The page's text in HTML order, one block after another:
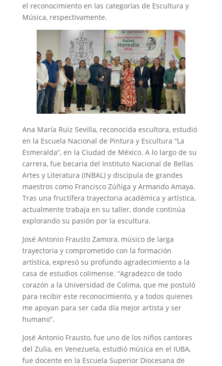
el reconocimiento en las categorías de Escultura y
Música, respectivamente.
Ana María Ruiz Sevilla, reconocida escultora, estudió
en la Escuela Nacional de Pintura y Escultura “La
Esmeralda”, en la Ciudad de México. A lo largo de su
carrera, fue becaria del Instituto Nacional de Bellas
Artes y Literatura (INBAL) y discípula de grandes
maestros como Francisco Zúñiga y Armando Amaya.
Tras una fructífera trayectoria académica y artística,
actualmente trabaja en su taller, donde continúa
explorando su pasión por la escultura.
José Antonio Frausto Zamora, músico de larga
trayectoria y comprometido con la formación
artística, expresó su profundo agradecimiento a la
casa de estudios colimense. “Agradezco de todo
corazón a la Universidad de Colima, que me postuló
para recibir este reconocimiento, y a todos quienes
me apoyan para ser cada día mejor artista y ser
humano”.
José Antonio Frausto, fue uno de los niños cantores
del Zulia, en Venezuela, estudió música en el IUBA,
fue docente en la Escuela Superior Diocesana de